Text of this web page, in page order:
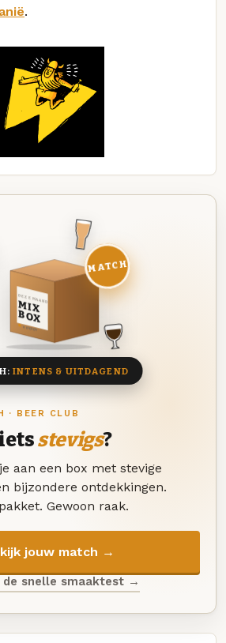
.
· BEER CLUB
stevigs?
aan een box met stevige
bijzondere ontdekkingen.
Gewoon raak.
jouw match →
de snelle smaaktest →
DEZE MAAND
MIX
BOX
8 BIEREN
MATCH
INTENS & UITDAGEND